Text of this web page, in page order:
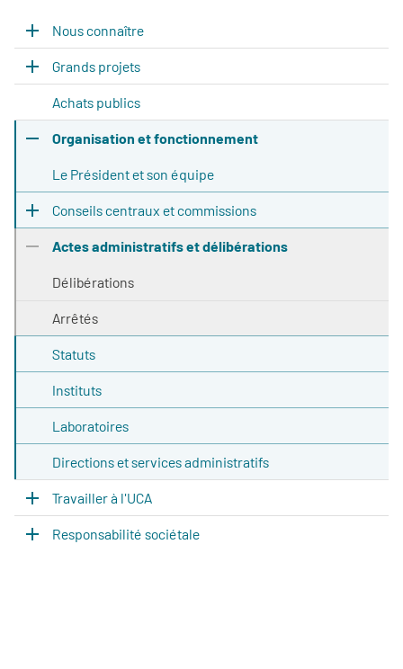
Nous connaître
Grands projets
Achats publics
Organisation et fonctionnement
Le Président et son équipe
Conseils centraux et commissions
Actes administratifs et délibérations
Délibérations
Arrêtés
Statuts
Instituts
Laboratoires
Directions et services administratifs
Travailler à l'UCA
Responsabilité sociétale